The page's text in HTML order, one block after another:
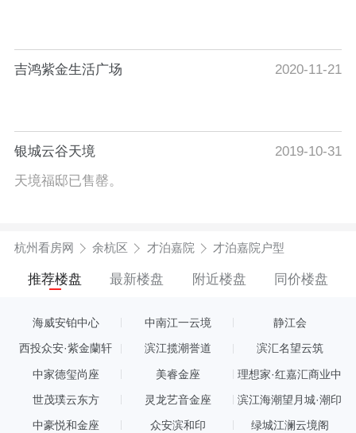
吉鸿紫金生活广场 2020-11-21
银城云谷天境
2019-10-31
天境福邸已售罄。
杭州看房网 余杭区 才泊嘉院 才泊嘉院户型
推荐楼盘 最新楼盘 附近楼盘 同价楼盘
海威安铂中心 中南江一云境 静江会
西投众安·紫金蘭轩 滨江揽潮誉道 滨汇名望云筑
中家德玺尚座 美睿金座
理想家·红嘉汇商业中
世茂璞云东方 灵龙艺音金座 滨江海潮望月城·潮印
中豪悦和金座 众安滨和印 绿城江澜云境阁